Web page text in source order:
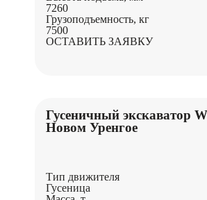
7260
Грузоподъемность, кг
7500
ОСТАВИТЬ ЗАЯВКУ
Гусеничный экскаватор
Новом Уренгое
Тип движителя
Гусеница